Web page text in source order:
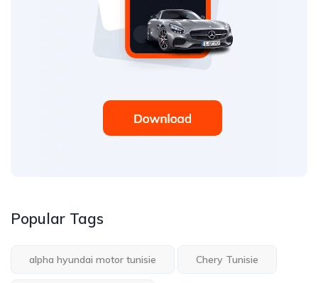
Popular Tags
alpha hyundai motor tunisie Chery Tunisie